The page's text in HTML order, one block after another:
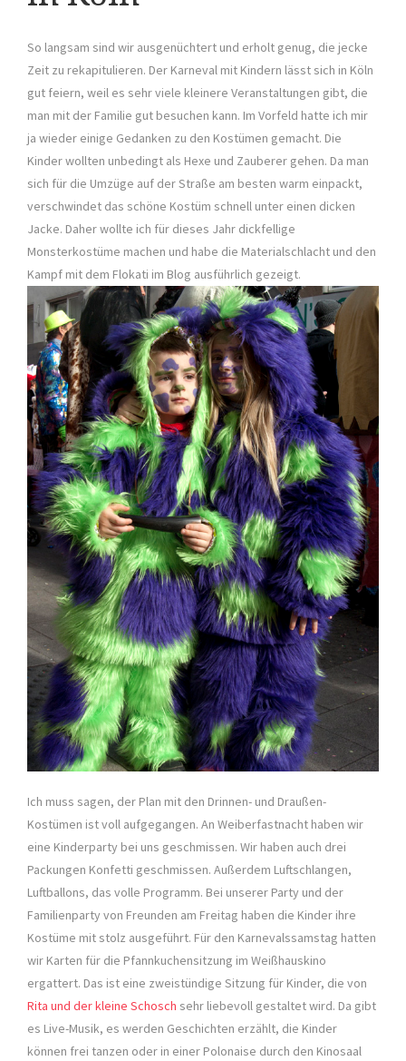
So langsam sind wir ausgenüchtert und erholt genug, die jecke
Zeit zu rekapitulieren. Der Karneval mit Kindern lässt sich in Köln
gut feiern, weil es sehr viele kleinere Veranstaltungen gibt, die
man mit der Familie gut besuchen kann. Im Vorfeld hatte ich mir
ja wieder einige Gedanken zu den Kostümen gemacht. Die
Kinder wollten unbedingt als Hexe und Zauberer gehen. Da man
sich für die Umzüge auf der Straße am besten warm einpackt,
verschwindet das schöne Kostüm schnell unter einen dicken
Jacke. Daher wollte ich für dieses Jahr dickfellige
Monsterkostüme machen und habe die Materialschlacht und den
Kampf mit dem Flokati im Blog ausführlich gezeigt.
Ich muss sagen, der Plan mit den Drinnen- und Draußen-
Kostümen ist voll aufgegangen. An Weiberfastnacht haben wir
eine Kinderparty bei uns geschmissen. Wir haben auch drei
Packungen Konfetti geschmissen. Außerdem Luftschlangen,
Luftballons, das volle Programm. Bei unserer Party und der
Familienparty von Freunden am Freitag haben die Kinder ihre
Kostüme mit stolz ausgeführt. Für den Karnevalssamstag hatten
wir Karten für die Pfannkuchensitzung im Weißhauskino
ergattert. Das ist eine zweistündige Sitzung für Kinder, die von
Rita und der kleine Schosch sehr liebevoll gestaltet wird. Da gibt
es Live-Musik, es werden Geschichten erzählt, die Kinder
können frei tanzen oder in einer Polonaise durch den Kinosaal